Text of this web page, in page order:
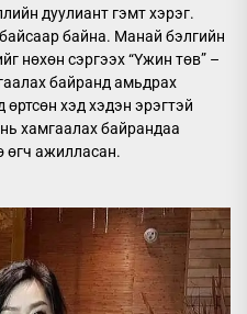
дуулиант гэмт хэрэг.
байна. Манай бэлгийн
нөхөн сэргээх “Үжин төв” –
байранд амьдрах
хэд хэдэн эрэгтэй
хамгаалах байрандаа
өгч ажилласан.